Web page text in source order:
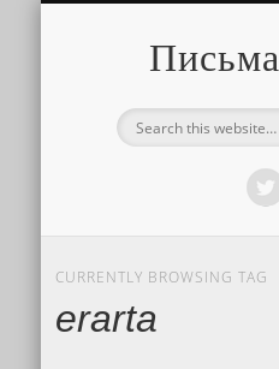
CURRENTLY BROWSING TAG
erarta